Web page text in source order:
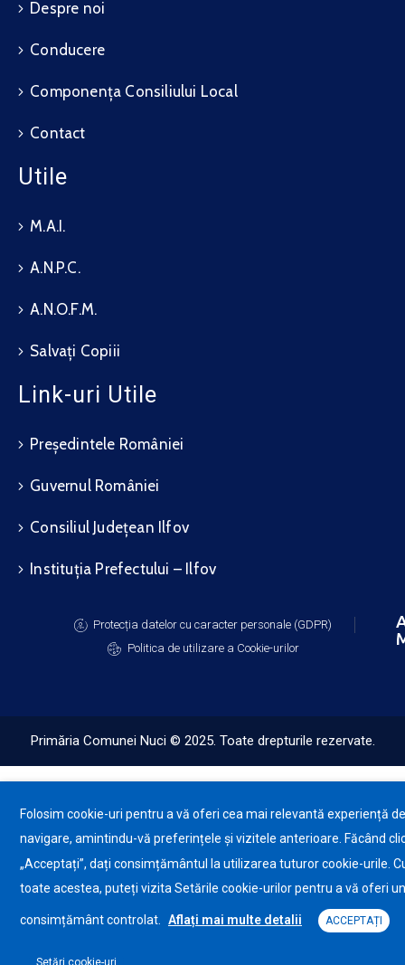
Despre noi
Conducere
Componența Consiliului Local
Contact
Utile
M.A.I.
A.N.P.C.
A.N.O.F.M.
Salvați Copiii
Link-uri Utile
Președintele României
Guvernul României
Consiliul Județean Ilfov
Instituția Prefectului – Ilfov
Protecția datelor cu caracter personale (GDPR)
Politica de utilizare a Cookie-urilor
Primăria Comunei Nuci © 2025. Toate drepturile rezervate.
Folosim cookie-uri pentru a vă oferi cea mai relevantă experiență de
navigare, amintindu-vă preferințele și vizitele anterioare. Făcând
„Acceptați”, dați consimțământul la utilizarea tuturor cookie-urile.
toate acestea, puteți vizita Setările cookie-urilor pentru a vă oferi un
consimțământ controlat. Aflați mai multe detalii ACCEPTAȚI
Setări cookie-uri